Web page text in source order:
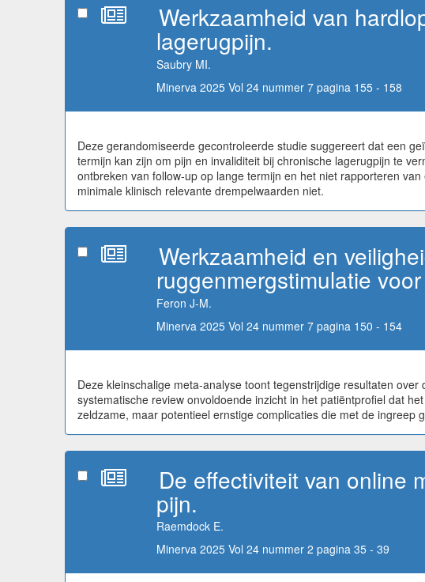
Werkzaamheid van
lagerugpijn.
Saubry MI.
Minerva 2025 Vol 24 nummer 7 pagina 155 - 158
Deze gerandomiseerde gecontroleerde studie suggereert dat een
termijn kan zijn om pijn en invaliditeit bij chronische lagerugpijn te
ontbreken van follow-up op lange termijn en het niet rapporteren
minimale klinisch relevante drempelwaarden niet.
Werkzaamheid en
ruggenmergstimulatie
Feron J-M.
Minerva 2025 Vol 24 nummer 7 pagina 150 - 154
Deze kleinschalige meta-analyse toont tegenstrijdige resultaten
systematische review onvoldoende inzicht in het patiëntprofiel dat
zeldzame, maar potentieel ernstige complicaties die met de ingreep
De effectiviteit van online
pijn.
Raemdock E.
Minerva 2025 Vol 24 nummer 2 pagina 35 - 39